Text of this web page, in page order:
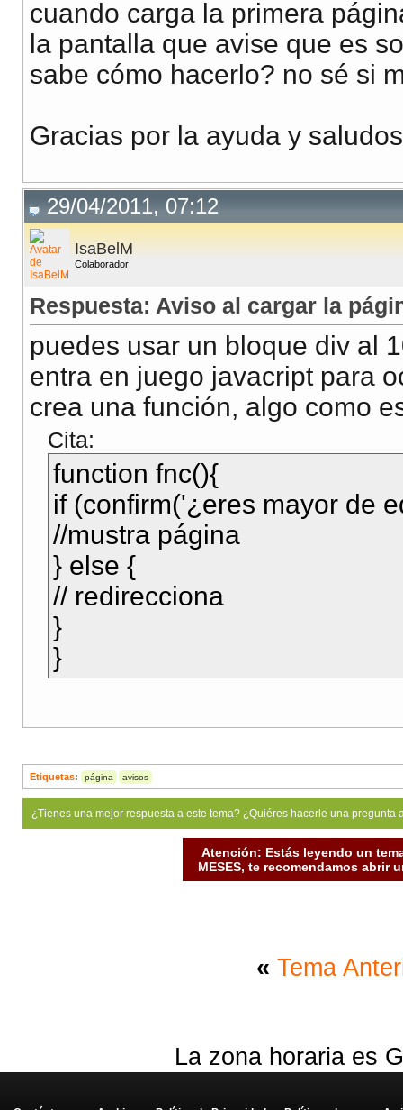
cuando carga la primera
la pantalla que avise que es
sabe cómo hacerlo? no sé si
Gracias por la ayuda y
29/04/2011, 07:12
IsaBelM
Colaborador
Respuesta: Aviso al cargar la
puedes usar un bloque div al
entra en juego javacript para
crea una función, algo como
Cita:
function fnc(){
if (confirm('¿eres mayor de
//mustra página
} else {
// redirecciona
}
}
Etiquetas: página avisos
¿Tienes una mejor respuesta a este tema? ¿Quiéres hacerle una
Atención: Estás leyendo un
MESES, te recomendamos abrir
« Tema
La zona horaria es